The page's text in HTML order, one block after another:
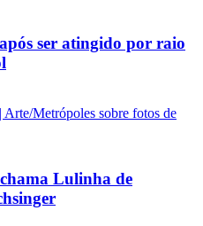
ser atingido por raio
Lulinha de